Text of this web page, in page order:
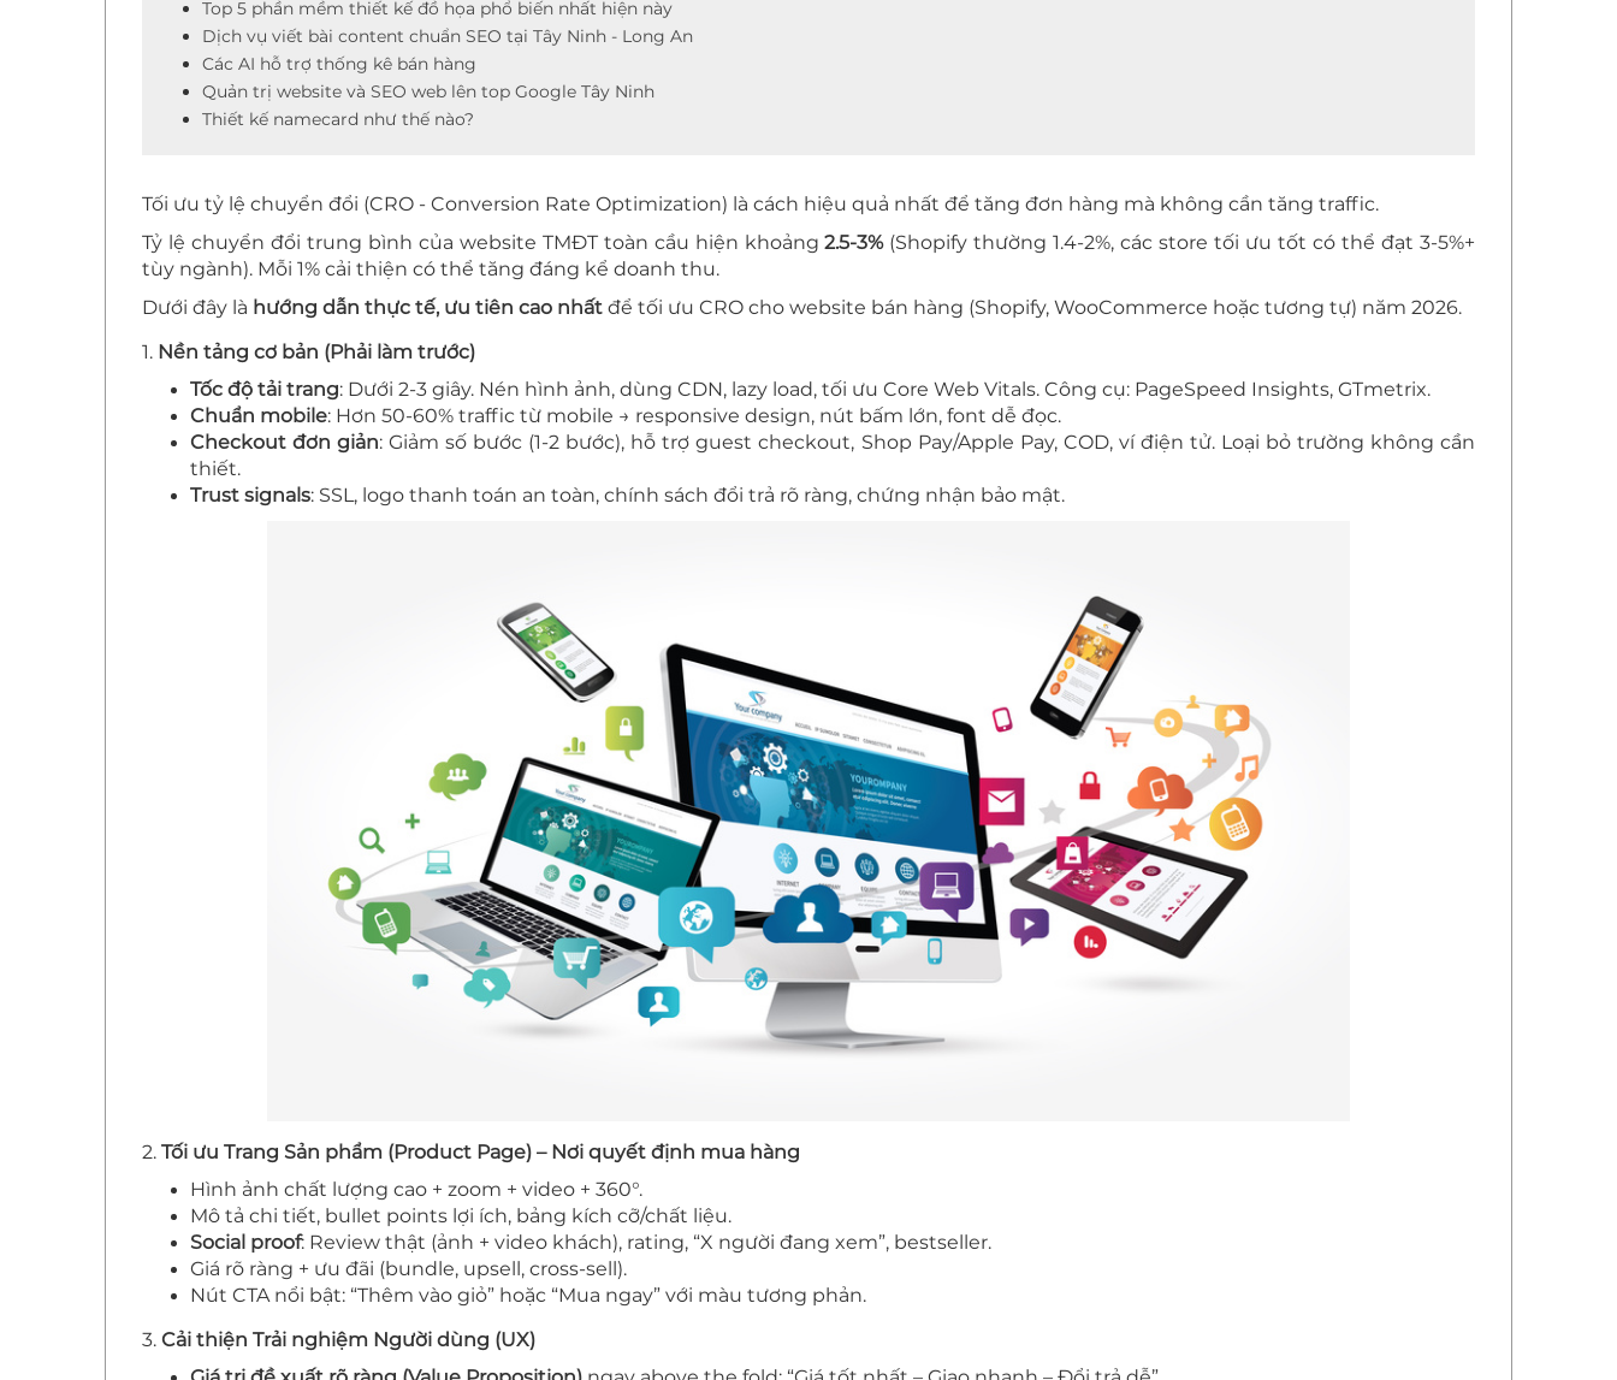
Top 5 phần mềm thiết kế đồ họa phổ biến nhất hiện này
Dịch vụ viết bài content chuẩn SEO tại Tây Ninh - Long An
Các AI hỗ trợ thống kê bán hàng
Quản trị website và SEO web lên top Google Tây Ninh
Thiết kế namecard như thế nào?
Tối ưu tỷ lệ chuyển đổi (CRO - Conversion Rate Optimization) là cách hiệu quả nhất để tăng đơn hàng mà không cần tăng traffic.
Tỷ lệ chuyển đổi trung bình của website TMĐT toàn cầu hiện khoảng2.5-3%(Shopify thường 1.4-2%, các store tối ưu tốt có thể đạt 3-5%+
tùy ngành). Mỗi 1% cải thiện có thể tăng đáng kể doanh thu.
Dưới đây là hướng dẫn thực tế, ưu tiên cao nhất để tối ưu CRO cho website bán hàng (Shopify, WooCommerce hoặc tương tự) năm 2026.
1. Nền tảng cơ bản (Phải làm trước)
Tốc độ tải trang: Dưới 2-3 giây. Nén hình ảnh, dùng CDN, lazy load, tối ưu Core Web Vitals. Công cụ: PageSpeed Insights, GTmetrix.
Chuẩn mobile: Hơn 50-60% traffic từ mobile → responsive design, nút bấm lớn, font dễ đọc.
Checkout đơn giản: Giảm số bước (1-2 bước), hỗ trợ guest checkout, Shop Pay/Apple Pay, COD, ví điện tử. Loại bỏ trường không cần
thiết.
Trust signals: SSL, logo thanh toán an toàn, chính sách đổi trả rõ ràng, chứng nhận bảo mật.
2. Tối ưu Trang Sản phẩm (Product Page) – Nơi quyết định mua hàng
Hình ảnh chất lượng cao + zoom + video + 360°.
Mô tả chi tiết, bullet points lợi ích, bảng kích cỡ/chất liệu.
Social proof: Review thật (ảnh + video khách), rating, “X người đang xem”, bestseller.
Giá rõ ràng + ưu đãi (bundle, upsell, cross-sell).
Nút CTA nổi bật: “Thêm vào giỏ” hoặc “Mua ngay” với màu tương phản.
3. Cải thiện Trải nghiệm Người dùng (UX)